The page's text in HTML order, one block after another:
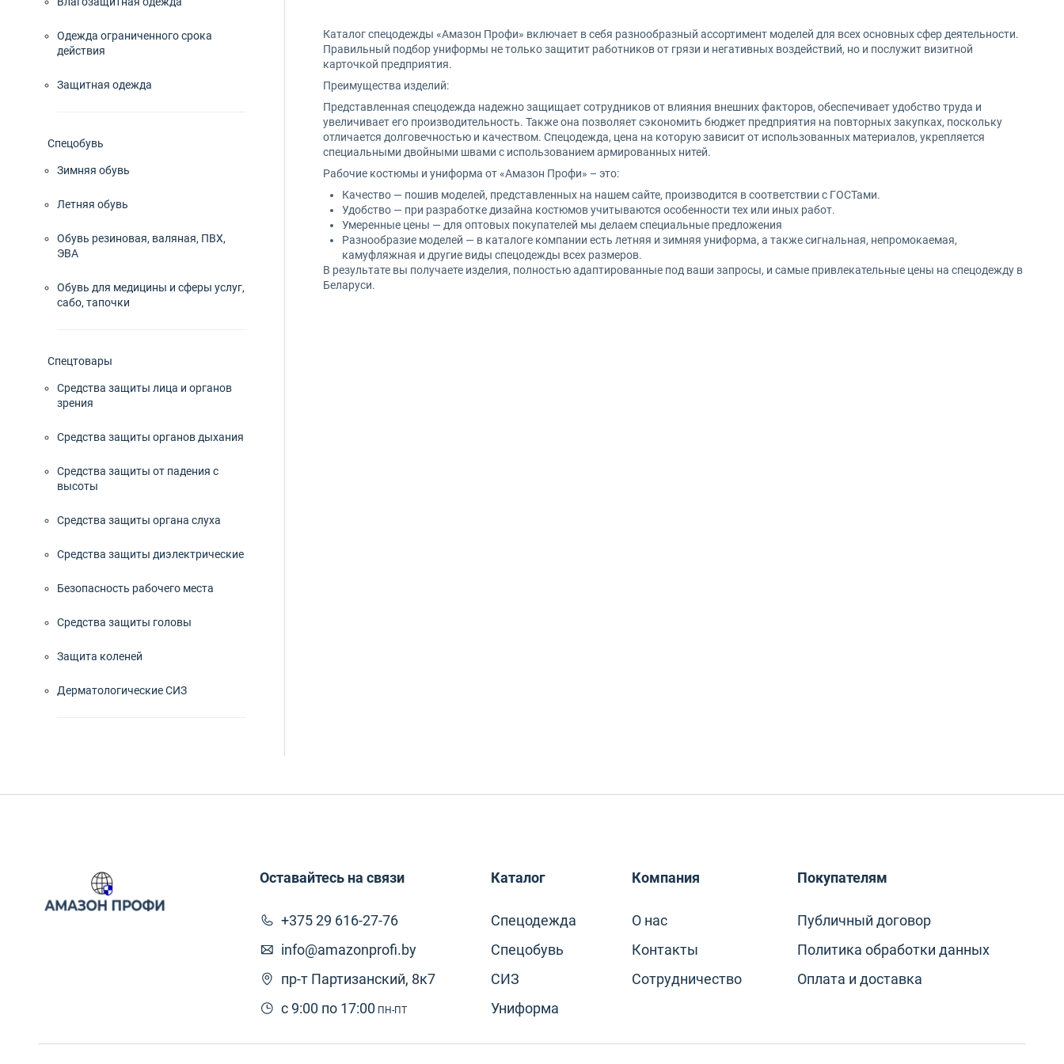
Одежда ограниченного срока
действия
Защитная одежда
Спецобувь
Зимняя обувь
Летняя обувь
Обувь резиновая, валяная, ПВХ,
ЭВА
Обувь для медицины и сферы услуг,
сабо, тапочки
Спецтовары
Средства защиты лица и органов
зрения
Средства защиты органов дыхания
Средства защиты от падения с
высоты
Средства защиты органа слуха
Средства защиты диэлектрические
Безопасность рабочего места
Средства защиты головы
Защита коленей
Дерматологические СИЗ
Ботинки
Ботинки с высоким берцем
Боты
Брюки
Валенки
валяная
Вафельное полотно
Вачеги
Защита коленей
Защитная плёнка
зимняя
Зимняя обувь
Каталог спецодежды «Амазон Профи» включает в себя разнообразный ассортимент моделей для всех основных сфер деятельности.
Правильный подбор униформы не только защитит работников от грязи и негативных воздействий, но и послужит визитной
карточкой предприятия.
Преимущества изделий:
Представленная спецодежда надежно защищает сотрудников от влияния внешних факторов, обеспечивает удобство труда и
увеличивает его производительность. Также она позволяет сэкономить бюджет предприятия на повторных закупках, поскольку
отличается долговечностью и качеством. Спецодежда, цена на которую зависит от использованных материалов, укрепляется
специальными двойными швами с использованием армированных нитей.
Рабочие костюмы и униформа от «Амазон Профи» – это:
Качество — пошив моделей, представленных на нашем сайте, производится в соответствии с ГОСТами.
Удобство — при разработке дизайна костюмов учитываются особенности тех или иных работ.
Умеренные цены — для оптовых покупателей мы делаем специальные предложения
Разнообразие моделей — в каталоге компании есть летняя и зимняя униформа, а также сигнальная, непромокаемая,
камуфляжная и другие виды спецодежды всех размеров.
В результате вы получаете изделия, полностью адаптированные под ваши запросы, и самые привлекательные цены на спецодежду в
Беларуси.
Оставайтесь на связи
+375 29 616-27-76
info@amazonprofi.by
пр-т Партизанский, 8к7
с 9:00 по 17:00 ПН-ПТ
Каталог
Спецодежда
Спецобувь
СИЗ
Униформа
Компания
О нас
Контакты
Сотрудничество
Покупателям
Публичный договор
Политика обработки данных
Оплата и доставка